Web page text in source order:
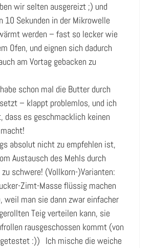
wir selten ausgereizt ;) und
10 Sekunden in der Mikrowelle
werden – fast so lecker wie
Ofen, und eignen sich dadurch
am Vortag gebacken zu
schon mal die Butter durch
– klappt problemlos, und ich
dass es geschmacklich keinen
absolut nicht zu empfehlen ist,
Austausch des Mehls durch
schwere! (Vollkorn-)Varianten:
Zimt-Masse flüssig machen
weil man sie dann zwar einfacher
Teig verteilen kann, sie
rausgeschossen kommt (von
:)) Ich mische die weiche